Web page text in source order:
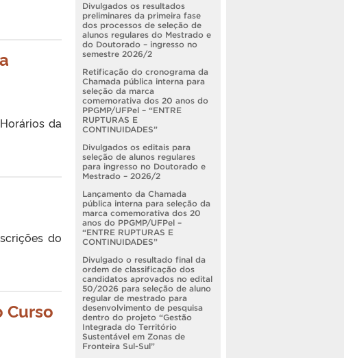
da
do
Curso
Divulgados os resultados
preliminares da primeira fase
dos processos de seleção de
alunos regulares do Mestrado e
do Doutorado – ingresso no
semestre 2026/2
Retificação do cronograma da
Chamada pública interna para
seleção da marca
comemorativa dos 20 anos do
PPGMP/UFPel – “ENTRE
RUPTURAS E
CONTINUIDADES”
Divulgados os editais para
seleção de alunos regulares
para ingresso no Doutorado e
Mestrado – 2026/2
Lançamento da Chamada
pública interna para seleção da
marca comemorativa dos 20
anos do PPGMP/UFPel –
“ENTRE RUPTURAS E
CONTINUIDADES”
Divulgado o resultado final da
ordem de classificação dos
candidatos aprovados no edital
50/2026 para seleção de aluno
regular de mestrado para
desenvolvimento de pesquisa
dentro do projeto “Gestão
Integrada do Território
Sustentável em Zonas de
Fronteira Sul-Sul”